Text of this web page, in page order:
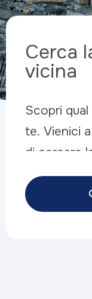
Cerca
vicina
Scopri qual
te. Vienici
di cercare
alle tue